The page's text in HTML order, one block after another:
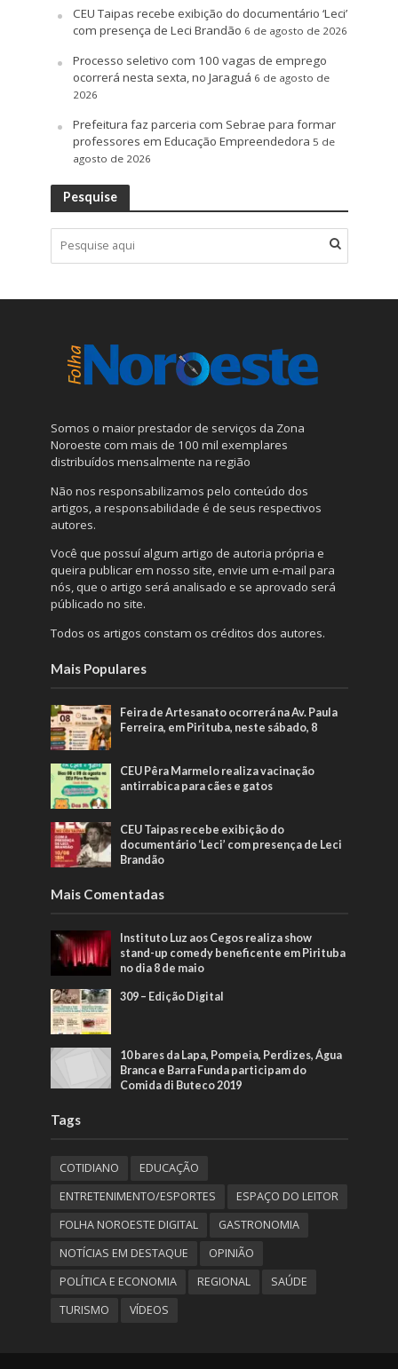
CEU Taipas recebe exibição do documentário ‘Leci’
com presença de Leci Brandão 6 de agosto de 2026
Processo seletivo com 100 vagas de emprego
ocorrerá nesta sexta, no Jaraguá 6 de agosto de
2026
Prefeitura faz parceria com Sebrae para formar
professores em Educação Empreendedora 5 de
agosto de 2026
Pesquise
Somos o maior prestador de serviços da Zona
Noroeste com mais de 100 mil exemplares
distribuídos mensalmente na região
Não nos responsabilizamos pelo conteúdo dos
artigos, a responsabilidade é de seus respectivos
autores.
Você que possuí algum artigo de autoria própria e
queira publicar em nosso site, envie um e-mail para
nós, que o artigo será analisado e se aprovado será
públicado no site.
Todos os artigos constam os créditos dos autores.
Mais Populares
Feira de Artesanato ocorrerá na Av. Paula
Ferreira, em Pirituba, neste sábado, 8
CEU Pêra Marmelo realiza vacinação
antirrabica para cães e gatos
CEU Taipas recebe exibição do
documentário ‘Leci’ com presença de Leci
Brandão
Mais Comentadas
Instituto Luz aos Cegos realiza show
stand-up comedy beneficente em Pirituba
no dia 8 de maio
309 – Edição Digital
10 bares da Lapa, Pompeia, Perdizes, Água
Branca e Barra Funda participam do
Comida di Buteco 2019
Tags
COTIDIANO
EDUCAÇÃO
ENTRETENIMENTO/ESPORTES
ESPAÇO DO LEITOR
FOLHA NOROESTE DIGITAL
GASTRONOMIA
NOTÍCIAS EM DESTAQUE
OPINIÃO
POLÍTICA E ECONOMIA
REGIONAL
SAÚDE
TURISMO
VÍDEOS